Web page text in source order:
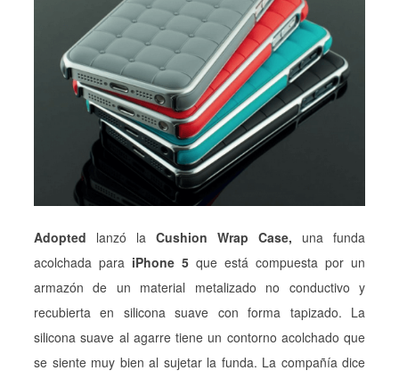
Adopted lanzó la Cushion Wrap Case, una funda
acolchada para iPhone 5 que está compuesta por un
armazón de un material metalizado no conductivo y
recubierta en silicona suave con forma tapizado. La
silicona suave al agarre tiene un contorno acolchado que
se siente muy bien al sujetar la funda. La compañía dice